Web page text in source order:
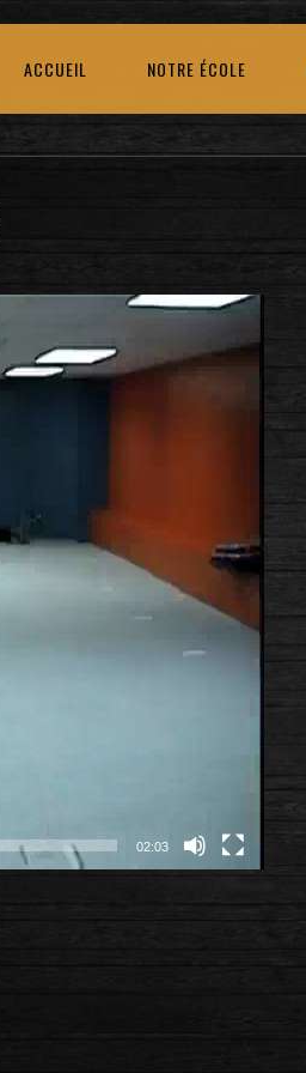
ACCUEIL NOTRE ÉCOLE
02:03